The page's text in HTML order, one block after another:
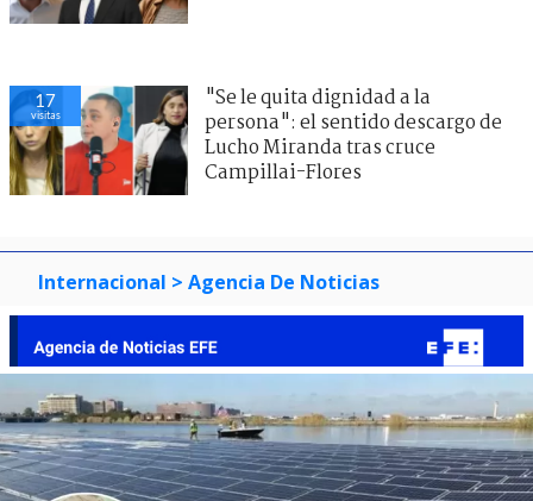
17
visitas
"Se le quita dignidad a la
persona": el sentido descargo de
Lucho Miranda tras cruce
Campillai-Flores
Internacional > Agencia De Noticias